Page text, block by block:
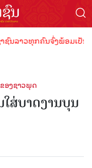
ນລາວທຸກຄົນຈົ່ງພ້ອມເປັນ
ອງຊາວພຸດ
ສ່ບາດງານບຸນ